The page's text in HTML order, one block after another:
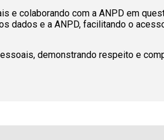
e colaborando com a ANPD em
dados e a ANPD, facilitando o
demonstrando respeito e